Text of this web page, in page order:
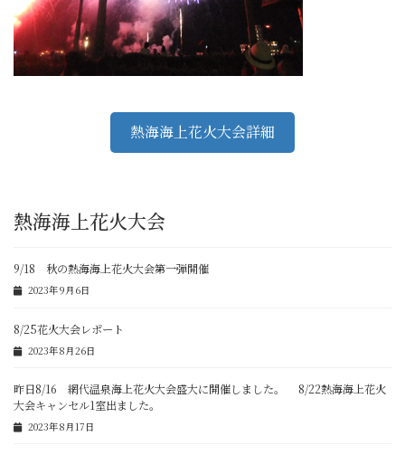
熱海海上花火大会詳細
熱海海上花火大会
9/18 秋の熱海海上花火大会第一弾開催
2023年9月6日
8/25花火大会レポート
2023年8月26日
昨日8/16 網代温泉海上花火大会盛大に開催しました。 8/22熱海海上花火
大会キャンセル1室出ました。
2023年8月17日